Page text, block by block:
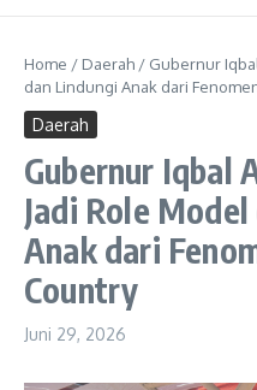
Home / Daerah / Gubernur
dan Lindungi Anak dari
Daerah
Gubernur Iqbal
Jadi Role
Anak dari
Country
Juni 29, 2026